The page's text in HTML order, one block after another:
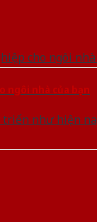
ngôi nhà của bạn
như hiện